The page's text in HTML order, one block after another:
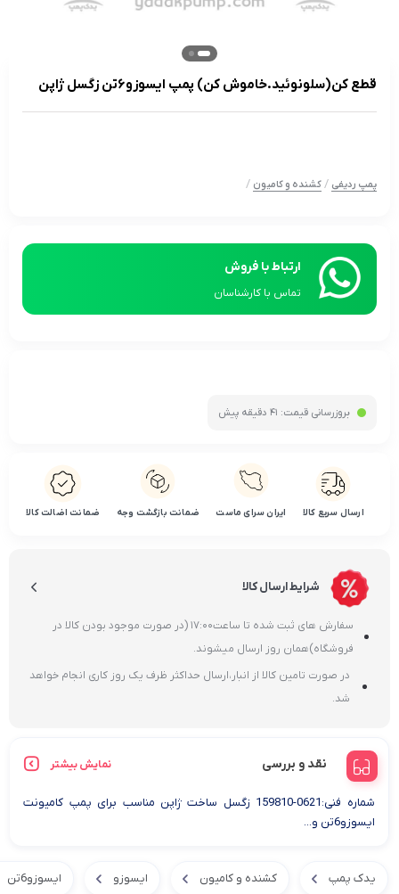
قطع کن(سلونوئید.خاموش کن) پمپ ایسوزو۶تن زگسل ژاپن
پمپ ردیفی / کشنده و کامیون /
ارتباط با فروش
تماس با کارشناسان
بروزرسانی قیمت: 41 دقیقه پیش
ارسال سریع کالا ایران سرای ماست ضمانت بازگشت وجه ضمانت اضالت کالا
شرایط ارسال کالا
سفارش های ثبت شده تا ساعت17:00 (در صورت موجود بودن کالا در
فروشگاه)همان روز ارسال میشوند.
در صورت تامین کالا از انبار،ارسال حداکثر ظرف یک روز کاری انجام خواهد
شد.
نقد و بررسی نمایش بیشتر
شماره فنی:0621-159810 زگسل ساخت ژاپن مناسب برای پمپ کامیونت
ایسوزو6تن و...
یدک پمپ کشنده و کامیون ایسوزو ایسوزو6تن